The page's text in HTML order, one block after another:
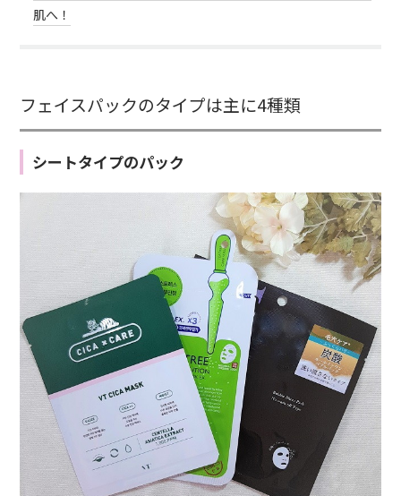
肌へ！
フェイスパックのタイプは主に4種類
シートタイプのパック